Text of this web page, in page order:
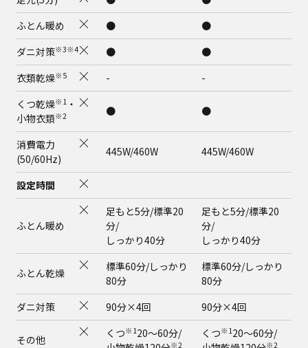
ふとん暖め
●
●
ダニ対策※3※4 ●
●
衣類乾燥※5 -
-
くつ乾燥※1 ・
小物衣類※2 ● ●
消費電力
(50/60Hz)
445W/460W 445W/460W
設定時間
ふとん暖め
足もと5分/標準20
分/
しっかり40分
足もと5分/標準20
分/
しっかり40分
ふとん乾燥
標準60分/しっかり
80分
標準60分/しっかり
80分
ダニ対策
90分×4回 90分×4回
その他 くつ※1 20〜60分/
※2
くつ※1 20〜60分/
※2